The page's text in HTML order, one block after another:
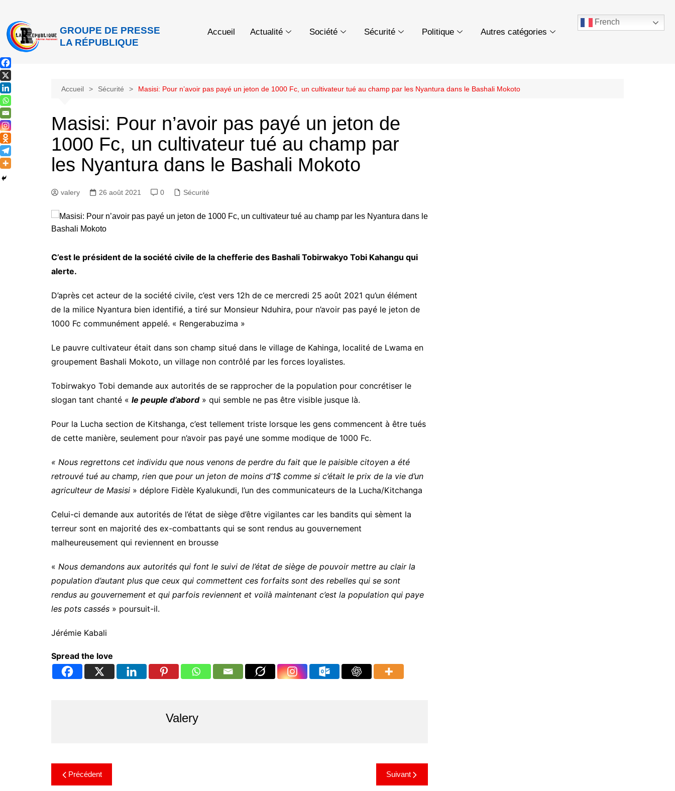
GROUPE DE PRESSE
LA RÉPUBLIQUE
Accueil Actualité Société Sécurité Politique Autres catégories
French
Accueil Sécurité Masisi: Pour n’avoir pas payé un jeton de 1000 Fc, un cultivateur tué au champ par les Nyantura dans le Bashali Mokoto
Masisi: Pour n’avoir pas payé un jeton de
1000 Fc, un cultivateur tué au champ par
les Nyantura dans le Bashali Mokoto
valery 26 août 2021 0 Sécurité
C’est le président de la société civile de la chefferie des Bashali Tobirwakyo Tobi Kahangu qui
alerte.
D’après cet acteur de la société civile, c’est vers 12h de ce mercredi 25 août 2021 qu’un élément
de la milice Nyantura bien identifié, a tiré sur Monsieur Nduhira, pour n’avoir pas payé le jeton de
1000 Fc communément appelé. « Rengerabuzima »
Le pauvre cultivateur était dans son champ situé dans le village de Kahinga, localité de Lwama en
groupement Bashali Mokoto, un village non contrôlé par les forces loyalistes.
Tobirwakyo Tobi demande aux autorités de se rapprocher de la population pour concrétiser le
slogan tant chanté « le peuple d’abord» qui semble ne pas être visible jusque là.
Pour la Lucha section de Kitshanga, c’est tellement triste lorsque les gens commencent à être tués
de cette manière, seulement pour n’avoir pas payé une somme modique de 1000 Fc.
« Nous regrettons cet individu que nous venons de perdre du fait que le paisible citoyen a été
retrouvé tué au champ, rien que pour un jeton de moins d’1$ comme si c’était le prix de la vie d’un
agriculteur de Masisi » déplore Fidèle Kyalukundi, l’un des communicateurs de la Lucha/Kitchanga
Celui-ci demande aux autorités de l’état de siège d’être vigilantes car les bandits qui sèment la
terreur sont en majorité des ex-combattants qui se sont rendus au gouvernement
malheureusement qui reviennent en brousse
« Nous demandons aux autorités qui font le suivi de l’état de siège de pouvoir mettre au clair la
population d’autant plus que ceux qui commettent ces forfaits sont des rebelles qui se sont
rendus au gouvernement et qui parfois reviennent et voilà maintenant c’est la population qui paye
les pots cassés » poursuit-il.
Jérémie Kabali
Spread the love
Valery
Précédent Suivant